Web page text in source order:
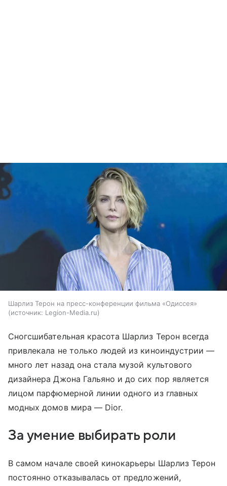
Шарлиз Терон на пресс-конференции фильма «Одиссея»
источник: Legion-Media.ru
Сногсшибательная красота Шарлиз Терон всегда
привлекала не только людей из киноиндустрии —
много лет назад она стала музой культового
дизайнера Джона Гальяно и до сих пор является
лицом парфюмерной линии одного из главных
модных домов мира — Dior.
За умение выбирать роли
В самом начале своей кинокарьеры Шарлиз Терон
постоянно отказывалась от предложений,